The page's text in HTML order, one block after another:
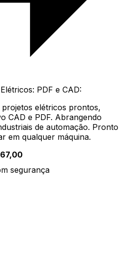
PDF e CAD:
elétricos prontos,
CAD e PDF. Abrangendo
de automação. Pronto
em qualquer máquina.
segurança